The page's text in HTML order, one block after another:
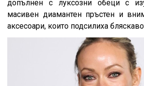
допълнен с луксозни обеци с
масивен диамантен пръстен и
аксесоари, които подсилиха